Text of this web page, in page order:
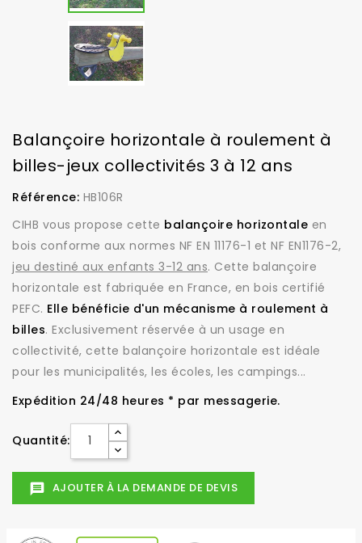
Balançoire horizontale à roulement à
billes-jeux collectivités 3 à 12 ans
Référence: HB106R
CIHB vous propose cette balançoire horizontale en
bois conforme aux normes NF EN 11176-1 et NF EN1176-2,
jeu destiné aux enfants 3-12 ans. Cette balançoire
horizontale est fabriquée en France, en bois certifié
PEFC. Elle bénéficie d'un mécanisme à roulement à
billes. Exclusivement réservée à un usage en
collectivité, cette balançoire horizontale est idéale
pour les municipalités, les écoles, les campings...
Expédition 24/48 heures * par messagerie.
Quantité:
message AJOUTER À LA DEMANDE DE DEVIS